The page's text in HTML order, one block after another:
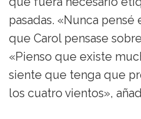
pasadas. «Nunca
que Carol pensase
«Pienso que existe
siente que tenga que
los cuatro vientos»,